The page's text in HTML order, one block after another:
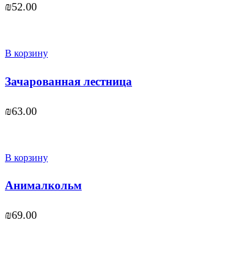
₪52.00
В корзину
Зачарованная лестница
₪63.00
В корзину
Анималкольм
₪69.00